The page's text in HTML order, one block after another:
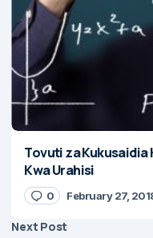
Tovuti za Kukusaidia
Kwa Urahisi
0 February 27,
Next Post